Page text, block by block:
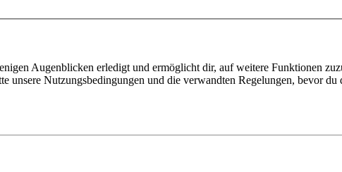
Augenblicken erledigt und ermöglicht dir, auf weitere Funktionen
Nutzungsbedingungen und die verwandten Regelungen, bevor du